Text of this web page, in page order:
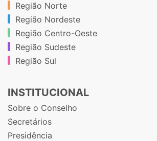
Região Norte
Região Nordeste
Região Centro-Oeste
Região Sudeste
Região Sul
INSTITUCIONAL
Sobre o Conselho
Secretários
Presidência